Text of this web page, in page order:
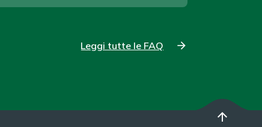
Leggi tutte le FAQ
arrow_upward